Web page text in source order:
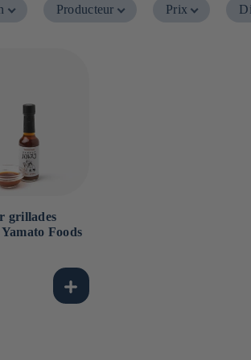
Producteur Prix
grillades
Foods